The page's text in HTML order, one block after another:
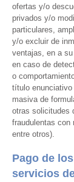
ofertas y/o
privados y/o
particulares,
y/o excluir de
ventajas, en a
en caso de
o
título
masiva de
otras solicitudes
fraudulentas con
entre otros).
Pago de
servicios